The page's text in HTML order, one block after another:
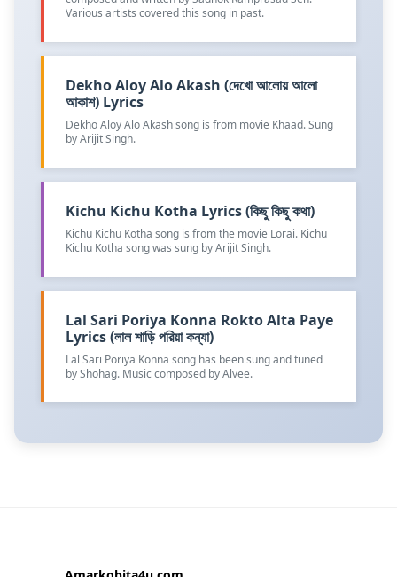
Various artists covered this song in past.
Dekho Aloy Alo Akash (দেখো আলোয় আলো
আকাশ) Lyrics
Dekho Aloy Alo Akash song is from movie Khaad. Sung
by Arijit Singh.
Kichu Kichu Kotha Lyrics (কিছু কিছু কথা)
Kichu Kichu Kotha song is from the movie Lorai. Kichu
Kichu Kotha song was sung by Arijit Singh.
Lal Sari Poriya Konna Rokto Alta Paye
Lyrics (লাল শাড়ি পরিয়া কন্যা)
Lal Sari Poriya Konna song has been sung and tuned
by Shohag. Music composed by Alvee.